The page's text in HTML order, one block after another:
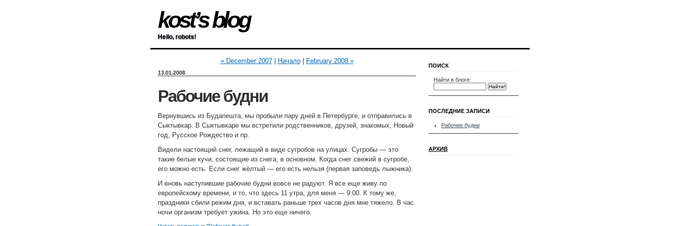
kost’s blog
Hello, robots!
« December 2007| Начало| February 2008 »
13.01.2008
Рабочие будни
Вернувшись из Будапешта, мы пробыли пару дней в Петербурге, и отправились в
Сыктывкар. В Сыктывкаре мы встретили родственников, друзей, знакомых, Новый
год, Русское Рождество и пр.
Видели настоящий снег, лежащий в виде сугробов на улицах. Сугробы — это
такие белые кучи, состоящие из снега, в основном. Когда снег свежий в сугробе,
его можно есть. Если снег жёлтый — его есть нельзя (первая заповедь лыжника).
И вновь наступившие рабочие будни вовсе не радуют. Я все еще живу по
европейскому времени, и то, что здесь 11 утра, для меня — 9:00. К тому же,
праздники сбили режим дня, и вставать раньше трех часов дня мне тяжело. В час
ночи организм требует ужина. Но это еще ничего.
ПОИСК
Найти в блоге:
ПОСЛЕДНИЕ ЗАПИСИ
Рабочие будни
АРХИВ